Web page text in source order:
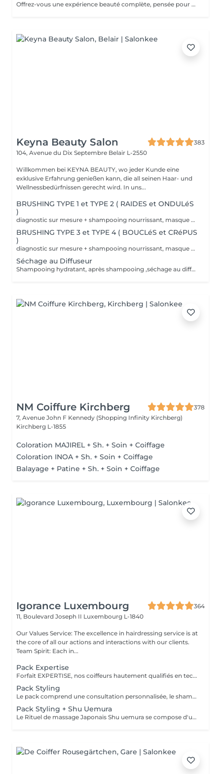
Offrez-vous une expérience beauté complète, pensée pour prendre soin à la fois de votre peau, de vos cheveux et de votre bien-être global. Ce rituel débute par un soin visage personnalisé, visant à purifier, hydrater et raviver l'éclat de la peau. Les traits sont détendus, le teint est lumineux, la peau retrouve confort et fraîcheur. Il se poursuit par un rituel détox capillaire, conçu pour nettoyer le cuir chevelu en profondeur, éliminer les résidus accumulés et rééquilibrer la fibre capillaire. Les cheveux sont plus légers, brillants et revitalisés. L'expérience se termine par un brushing, pour sublimer la chevelure et prolonger cette sensation de bien-être et de mise en beauté. Un véritable moment de lâcher-prise, idéal pour se ressourcer, se recentrer et repartir avec une peau éclatante et des cheveux visiblement plus sains.
Keyna Beauty Salon
383
104, Avenue du Dix Septembre Belair L-2550
Willkommen bei KEYNA BEAUTY, wo jeder Kunde eine
exklusive Erfahrung genießen kann, die all seinen Haar- und
Wellnessbedürfnissen gerecht wird. In uns...
BRUSHING TYPE 1 et TYPE 2 ( RAIDES et ONDULéS
)
diagnostic sur mesure + shampooing nourrissant, masque hydratant ,coiffage sérum et fixation finale. Important: cheveux sans tresse ni noeuds à l'arrivée; tout noeuds ou tressage entraîne l'annulation et 50% de la prestation est retenu. Toute arrivée retardée de 15-30 minutes ou plus entraînera l'annulation automatique du rendez-vous.
BRUSHING TYPE 3 et TYPE 4 ( BOUCLéS et CRéPUS
)
diagnostic sur mesure + shampooing nourrissant, masque hydratant ,coiffage sérum et fixation finale. Important: cheveux sans tresse ni noeuds à l'arrivée; tout noeuds ou tressage entraîne l'annulation et 50% de la prestation est retenu. Toute arrivée retardée de 15-30 minutes ou plus entraînera l'annulation automatique du rendez-vous.
Séchage au Diffuseur
Shampooing hydratant, après shampooing ,séchage au diffuseur sérum et fixation finale. Important: cheveux sans tresse ni nud à l'arrivée; tout nud ou tressage entraîne l'annulation et 50% de la prestation est retenu. Toute arrivée retardée de 15-30 minutes ou plus entraînera l'annulation automatique du rendez-vous.
NM Coiffure Kirchberg
378
7, Avenue John F Kennedy (Shopping Infinity Kirchberg)
Kirchberg L-1855
Coloration MAJIREL + Sh. + Soin + Coiffage
Coloration INOA + Sh. + Soin + Coiffage
Balayage + Patine + Sh. + Soin + Coiffage
Igorance Luxembourg
364
11, Boulevard Joseph II Luxembourg L-1840
Our Values Service: The excellence in hairdressing service is at
the core of all our actions and interactions with our clients.
Team Spirit: Each in...
Pack Expertise
Forfait EXPERTISE, nos coiffeurs hautement qualifiés en technique anglo-saxonne, en formation continu et diplômés d’une académie anglaise à Paris. Vous offre une séance d’une heure avec votre coach en suivi beauté. Ce pack inclus : 1 h de prestation Un diagnostique personnalisé Shampoing spécifique Haircare Conditioner spécifique Produit de coiffage Coupe Styling Produit de finition
Pack Styling
Le pack comprend une consultation personnalisée, le shampooing et le conditionneur spécifiques REDKEN , le séchage et les produits de styling REDKEN * Tarifs à titre indicatifs à confirmer après la consultation personnalisée établit auprès de votre coiffeur/stylist/spécialiste * La direction se réserve le droit d’apporter des modifications pour le bon fonctionnement du salon
Pack Styling + Shu Uemura
Le Rituel de massage Japonais Shu uemura se compose d'un shampooing et d'un soin d'une durée de 30 minutes pour une relaxation une une réparation intense du cheveu et ensuite le pack styling